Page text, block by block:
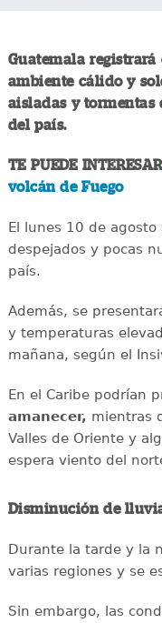
Guatemala registrará
ambiente cálido y
aisladas y tormentas
del país.
TE PUEDE
volcán de Fuego
El lunes 10 de agosto
despejados y pocas
país.
Además, se
y temperaturas
mañana, según el
En el Caribe podrían
amanecer, mientras
Valles de Oriente y
espera viento del
Disminución de
Durante la tarde y la
varias regiones y se
Sin embargo, las